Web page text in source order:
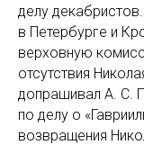
делу
в Петербурге и
верховную
отсутствия
допрашивал А. С.
по делу о
возвращения